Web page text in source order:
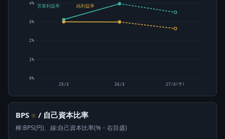
0%
1%
2%
3%
4%
営業利益率 純利益率
25/3 26/3 27/3(予)
BPS ⊙ / 自己資本比率
棒:BPS(円)、線:自己資本比率(%・右目盛)